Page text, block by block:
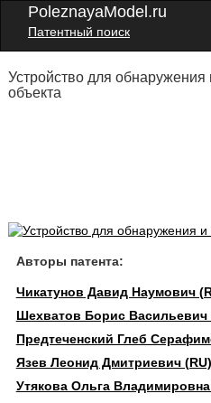
PoleznayaModel.ru
Патентный поиск
Устройство для обнаружения
объекта
Авторы патента:
Чикатунов Давид Наумович
Шехватов Борис Васильевич
Предтеченский Глеб
Язев Леонид Дмитриевич (RU)
Утякова Ольга Владимировна